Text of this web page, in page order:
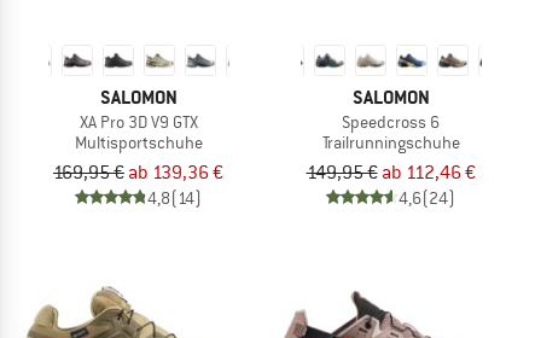
SALOMON
XA Pro 3D V9 GTX
Multisportschuhe
169,95 € ab 139,36 €
4,8(14)
SALOMON
Speedcross 6
Trailrunningschuhe
149,95 € ab 112,46 €
4,6(24)